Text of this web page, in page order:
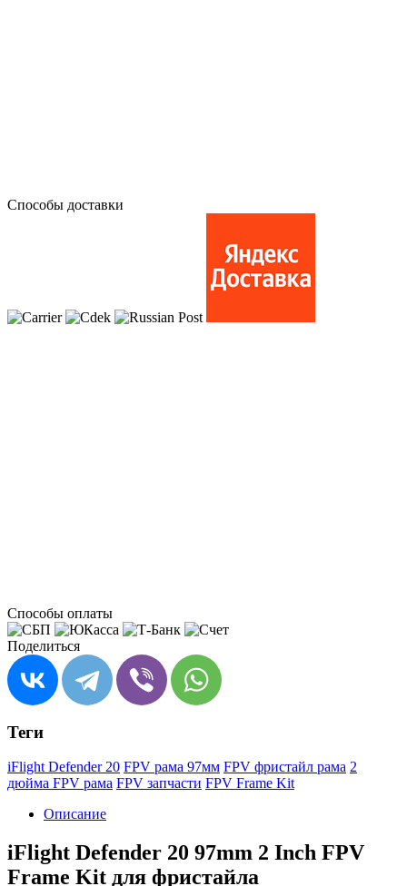
Способы доставки
Способы оплаты
Поделиться
Теги
iFlight Defender 20 FPV рама 97мм FPV фристайл рама 2
дюйма FPV рама FPV запчасти FPV Frame Kit
Описание
iFlight Defender 20 97mm 2 Inch FPV
Frame Kit для фристайла